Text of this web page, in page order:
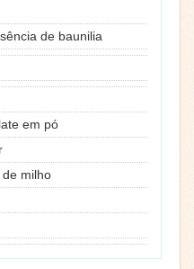
de baunilia
em pó
milho